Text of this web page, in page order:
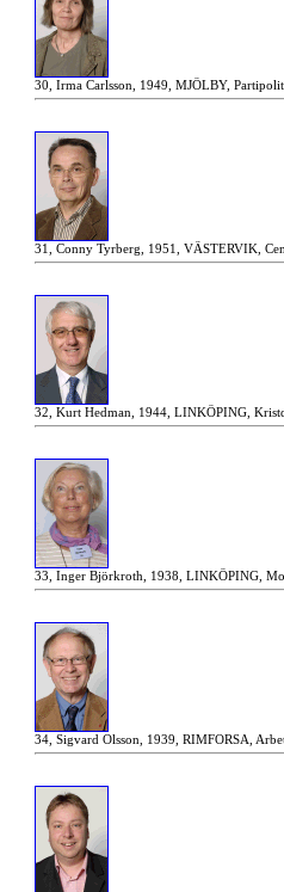
30, Irma Carlsson, 1949, MJÖLBY,
31, Conny Tyrberg, 1951, VÄSTERVIK,
32, Kurt Hedman, 1944, LINKÖPING,
33, Inger Björkroth, 1938, LINKÖPING,
34, Sigvard Olsson, 1939, RIMFORSA,